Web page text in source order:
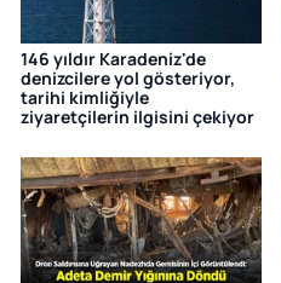
146 yıldır Karadeniz'de
denizcilere yol gösteriyor,
tarihi kimliğiyle
ziyaretçilerin ilgisini çekiyor